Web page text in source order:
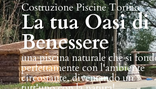
Costruzione Piscine Torino
La tua Oasi di
Benessere
una piscina naturale che si
perfettamente con l'ambiente
circostante, diventando un